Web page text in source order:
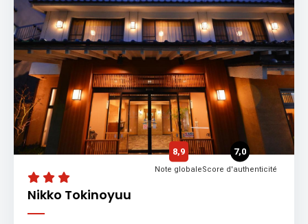
Nikko Tokinoyuu
8,9
Note globale
7,0
Score d'authenticité